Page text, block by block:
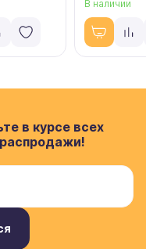
В наличии
в курсе всех